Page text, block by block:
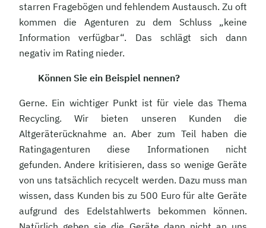
starren Fragebögen und fehlendem Austausch. Zu oft
kommen die Agenturen zu dem Schluss „keine
Information verfügbar“. Das schlägt sich dann
negativ im Rating nieder.
Können Sie ein Beispiel nennen?
Gerne. Ein wichtiger Punkt ist für viele das Thema
Recycling. Wir bieten unseren Kunden die
Altgeräterücknahme an. Aber zum Teil haben die
Ratingagenturen diese Informationen nicht
gefunden. Andere kritisieren, dass so wenige Geräte
von uns tatsächlich recycelt werden. Dazu muss man
wissen, dass Kunden bis zu 500 Euro für alte Geräte
aufgrund des Edelstahlwerts bekommen können.